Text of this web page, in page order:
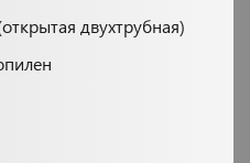
двухтрубная)